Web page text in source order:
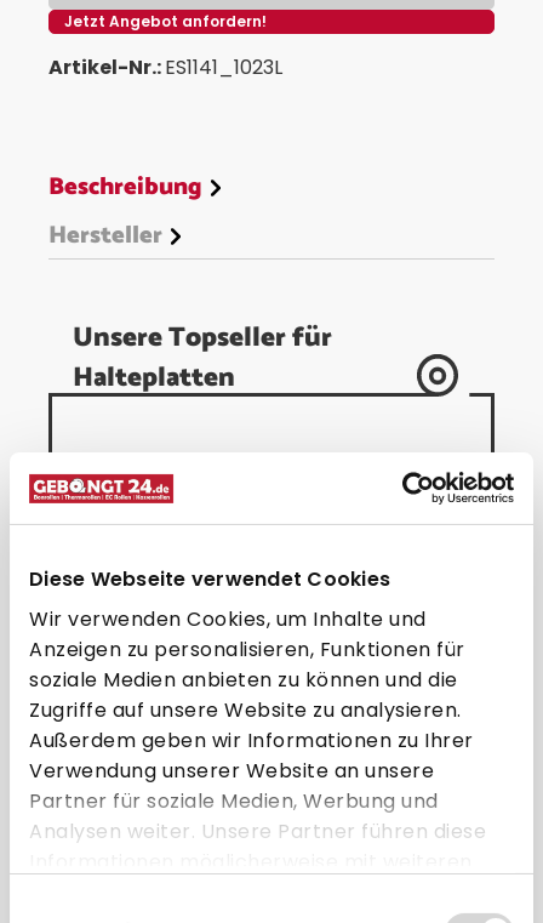
Diese Webseite verwendet Cookies
Wir verwenden Cookies, um Inhalte und
Anzeigen zu personalisieren, Funktionen für
soziale Medien anbieten zu können und die
Zugriffe auf unsere Website zu analysieren.
Außerdem geben wir Informationen zu Ihrer
Verwendung unserer Website an unsere
Partner für soziale Medien, Werbung und
Analysen weiter. Unsere Partner führen diese
Jetzt Angebot anfordern!
Artikel-Nr.:ES1141_1023L
Beschreibung
Hersteller
Unsere Topseller für
Halteplatten
SpacePole Höhenverstellung für
EC-Geräte + Standfuß &
geneigtem Schwenkarm
194,95 € * pro Stück